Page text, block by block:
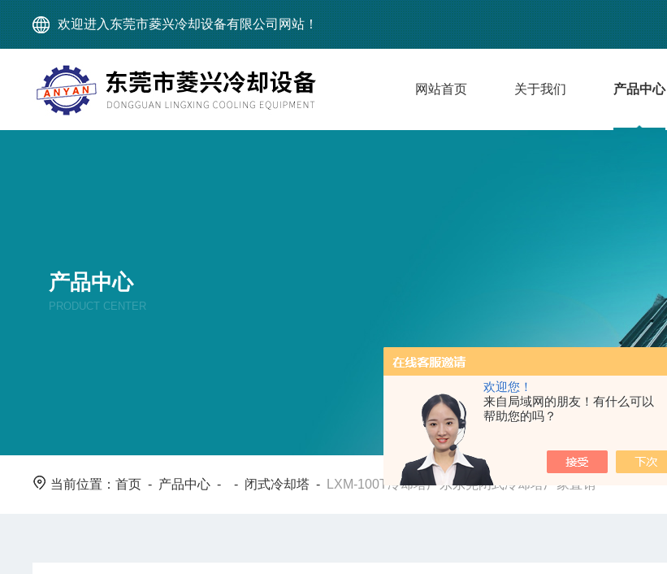
欢迎您！
来自局域网的朋友！有什么可以
帮助您的吗？
欢迎进入东莞市菱兴冷却设备有限公司网站！
网站首页 关于我们 产品中心
产品中心
PRODUCT CENTER
当前位置：首页 - 产品中心 - - 闭式冷却塔 - LXM-100T冷却塔广东东莞闭式冷却塔厂家直销